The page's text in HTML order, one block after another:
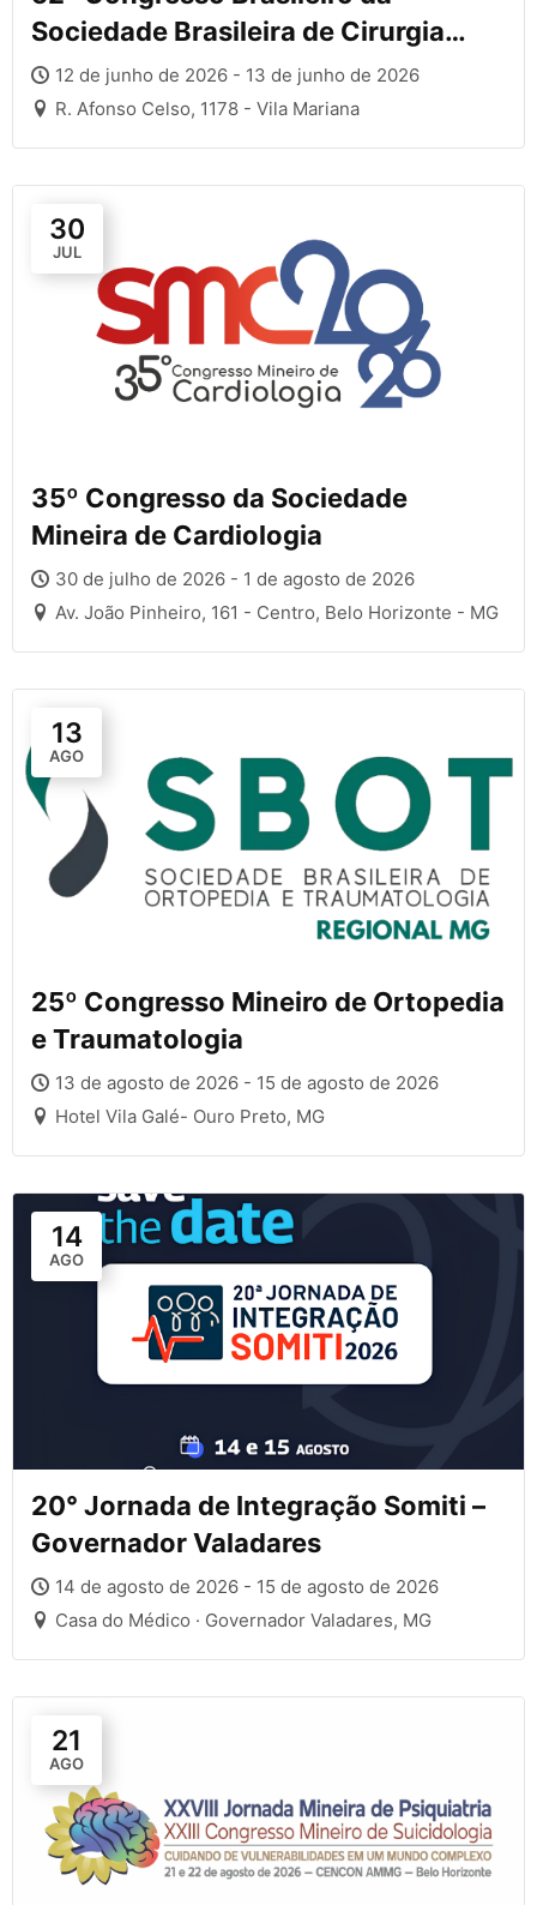
Sociedade Brasileira de Cirurgia
Cardiovascular
12 de junho de 2026 - 13 de junho de 2026
R. Afonso Celso, 1178 - Vila Mariana
30
JUL
35º Congresso da Sociedade
Mineira de Cardiologia
30 de julho de 2026 - 1 de agosto de 2026
Av. João Pinheiro, 161 - Centro, Belo Horizonte - MG
13
AGO
25º Congresso Mineiro de Ortopedia
e Traumatologia
13 de agosto de 2026 - 15 de agosto de 2026
Hotel Vila Galé- Ouro Preto, MG
14
AGO
20° Jornada de Integração Somiti –
Governador Valadares
14 de agosto de 2026 - 15 de agosto de 2026
Casa do Médico · Governador Valadares, MG
21
AGO